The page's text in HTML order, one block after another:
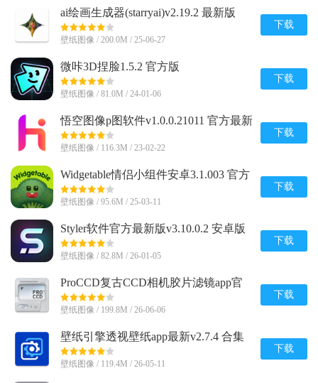
ai绘画生成器(starryai)v2.19.2 最新版
壁纸图像 / 200.0M / 25-06-27
下载
微咔3D捏脸1.5.2 官方版
壁纸图像 / 81.0M / 24-01-06
下载
悟空图像p图软件v1.0.0.21011 官方最新
版
壁纸图像 / 116.3M / 23-02-22
下载
Widgetable情侣小组件安卓3.1.003 官方
手机最新版
壁纸图像 / 95.6M / 25-03-11
下载
Styler软件官方最新版v3.10.0.2 安卓版
壁纸图像 / 82.8M / 26-01-05
下载
ProCCD复古CCD相机胶片滤镜app官
方版6.1.0 最新版
壁纸图像 / 199.8M / 26-06-06
下载
壁纸引擎透视壁纸app最新v2.7.4 合集
通用版
壁纸图像 / 119.4M / 26-05-11
下载